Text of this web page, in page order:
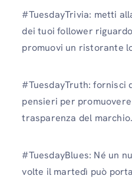
#TuesdayTrivia: metti
dei tuoi follower
promuovi un ristorante
#TuesdayTruth: fornisci
pensieri per
trasparenza del marchio.
#TuesdayBlues: Né un
volte il martedì può